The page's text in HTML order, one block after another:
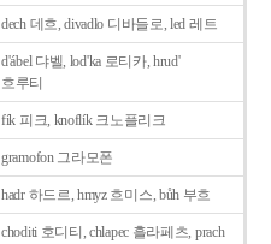
dech 데흐, divadlo 디바들로, led 레트
d'ábel 댜벨, lod'ka 로티카, hrud'
흐루티
fík 피크, knoflík 크노플리크
gramofon 그라모폰
hadr 하드르, hmyz 흐미스, bůh 부흐
choditi 호디티, chlapec 흘라페츠, prach